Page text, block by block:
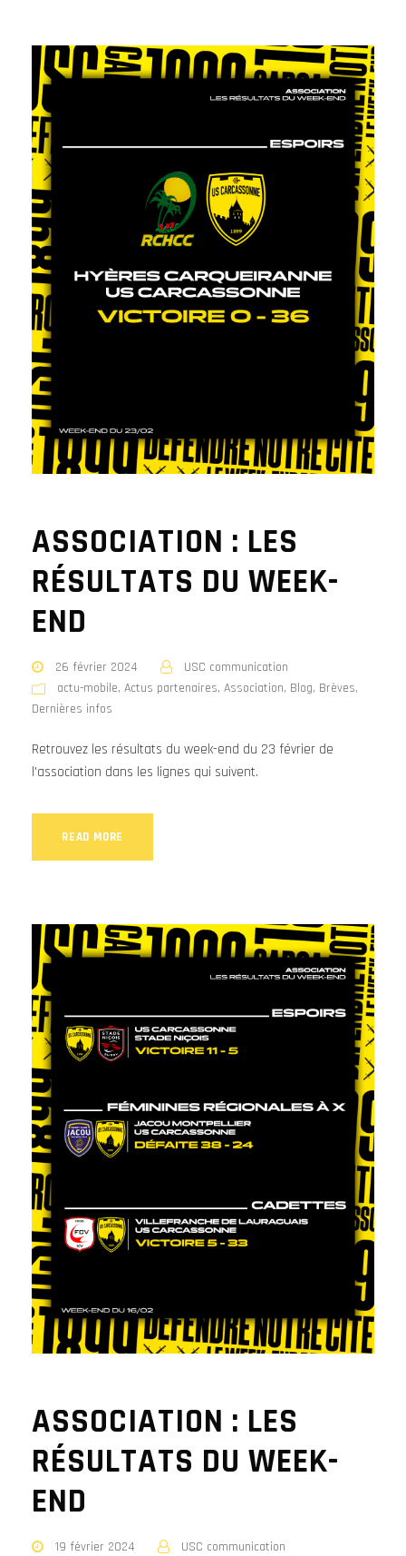
ASSOCIATION : LES
RÉSULTATS DU WEEK-
END
26 février 2024
USC communication
actu-mobile, Actus partenaires, Association, Blog, Brèves,
Dernières infos
Retrouvez les résultats du week-end du 23 février de
l'association dans les lignes qui suivent.
READ MORE
ASSOCIATION : LES
RÉSULTATS DU WEEK-
END
19 février 2024
USC communication